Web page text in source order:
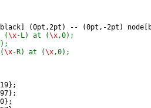
(0pt,2pt ) -- (0pt,-2pt ) node
(\x-L) at (\x,0);
\x-R) at (\x,0);
} ;
} ;
} ;